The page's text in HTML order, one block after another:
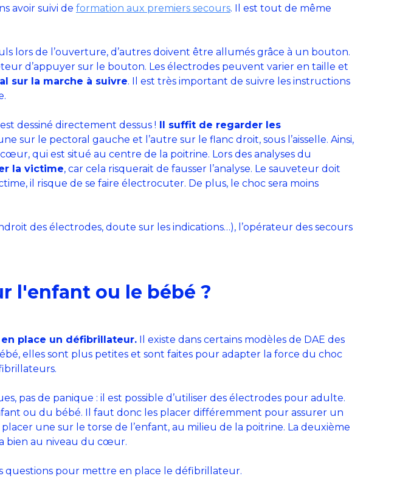
avoir suivi de formation aux premiers secours. Il est tout de même
lors de l’ouverture, d’autres doivent être allumés grâce à un bouton.
d’appuyer sur le bouton. Les électrodes peuvent varier en taille et
sur la marche à suivre. Il est très important de suivre les instructions
dessiné directement dessus ! Il suffit de regarder les
sur le pectoral gauche et l’autre sur le flanc droit, sous l’aisselle. Ainsi,
qui est situé au centre de la poitrine. Lors des analyses du
la victime, car cela risquerait de fausser l’analyse. Le sauveteur doit
il risque de se faire électrocuter. De plus, le choc sera moins
des électrodes, doute sur les indications…), l’opérateur des secours
l'enfant ou le bébé ?
place un défibrillateur. Il existe dans certains modèles de DAE des
elles sont plus petites et sont faites pour adapter la force du choc
pas de panique : il est possible d’utiliser des électrodes pour adulte.
ou du bébé. Il faut donc les placer différemment pour assurer un
une sur le torse de l’enfant, au milieu de la poitrine. La deuxième
bien au niveau du cœur.
questions pour mettre en place le défibrillateur.